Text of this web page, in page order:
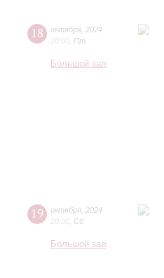
18 октября 2024
20:00 Пт
Большой зал
19 октября 2024
20:00 Сб
Большой зал